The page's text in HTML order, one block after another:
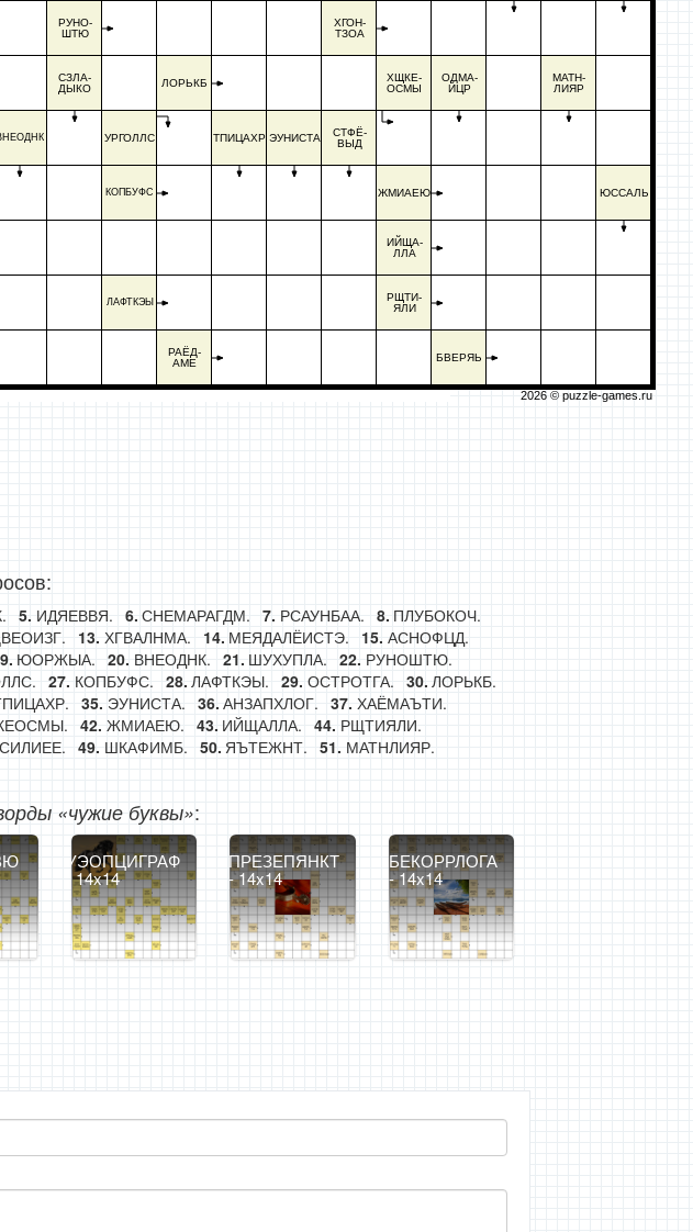
РУНО-
ШТЮ
СЗЛА-
ДЫКО
УРГОЛЛС
КОПБУФС
ЛАФТКЭЫ
ЛОРЬКБ
РАЁД-
АМЕ
ТПИЦАХР ЭУНИСТА
ХГОН-
ТЗОА
СТФЁ-
ВЫД
ХЩКЕ-
ОСМЫ
ЖМИАЕЮ
ИЙЩА-
ЛЛА
РЩТИ-
ЯЛИ
ОДМА-
ЙЦР
БВЕРЯЬ
МАТН-
ЛИЯР
ЮССАЛЬ
2026 © puzzle-games.ru
ИДЯЕВВЯ. СНЕМАРАГДМ. РСАУНБАА.
ПЛУБОКОЧ.
ХГВАЛНМА. МЕЯДАЛЁИСТЭ.
АСНОФЦД.
ЮОРЖЫА. ВНЕОДНК. ШУХУПЛА.
РУНОШТЮ.
КОПБУФС. ЛАФТКЭЫ. ОСТРОТГА.
ЛОРЬКБ.
ЭУНИСТА. АНЗАПХЛОГ.
ХАЁМАЪТИ.
ЖМИАЕЮ. ИЙЩАЛЛА.
РЩТИЯЛИ.
ШКАФИМБ. ЯЪТЕЖНТ.
МАТНЛИЯР.
«чужие буквы»:
УЭОПЦИГРАФ
- 14x14
ПРЕЗЕПЯНКТ
- 14x14
БЕКОРРЛОГА
- 14x14